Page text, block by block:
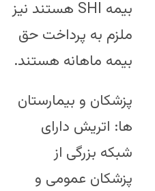
بیمه SHI هستند نیز
ملزم به پرداخت حق
بیمه ماهانه هستند.
پزشکان و بیمارستان
ها: اتریش دارای
شبکه بزرگی از
پزشکان عمومی و